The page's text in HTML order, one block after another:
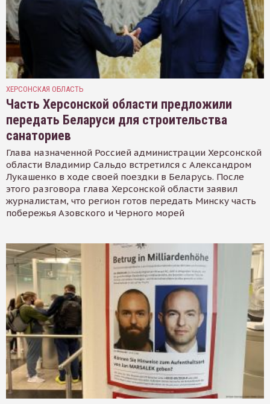
ХЕРСОНСКАЯ ОБЛАСТЬ
Часть Херсонской области предложили
передать Беларуси для строительства
санаториев
Глава назначенной Россией администрации Херсонской
области Владимир Сальдо встретился с Александром
Лукашенко в ходе своей поездки в Беларусь. После
этого разговора глава Херсонской области заявил
журналистам, что регион готов передать Минску часть
побережья Азовского и Черного морей